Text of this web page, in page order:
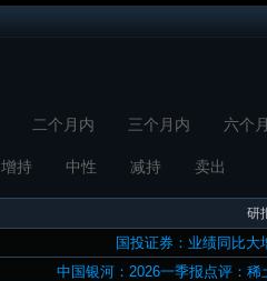
二个月内 三个月内 六个
增持 中性 减持 卖出
研
国投证券：业绩同比大
中国银河：2026一季报点评：